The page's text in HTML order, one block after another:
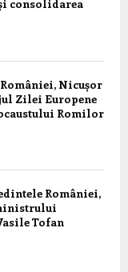
consolidarea
Nicușor
Zilei Europene
Romilor
României,
Tofan